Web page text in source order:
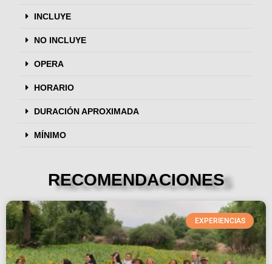
INCLUYE
NO INCLUYE
OPERA
HORARIO
DURACIÓN APROXIMADA
MÍNIMO
RECOMENDACIONES
EXPERIENCIAS